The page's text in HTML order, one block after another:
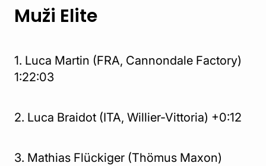
Muži Elite
1. Luca Martin (FRA, Cannondale Factory)
1:22:03
2. Luca Braidot (ITA, Willier-Vittoria) +0:12
3. Mathias Flückiger (Thömus Maxon)